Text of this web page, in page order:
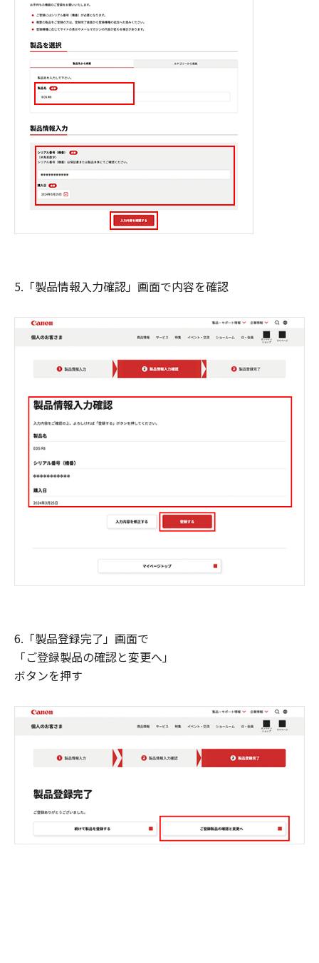
5.「製品情報入力確認」画面で内容を確認
6.「製品登録完了」画面で
「ご登録製品の確認と変更へ」
ボタンを押す